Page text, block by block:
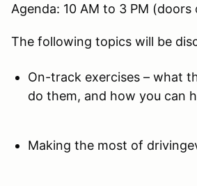
Agenda: 10 AM to 3 PM (doors
The following topics will be
On-track exercises – what
do them, and how you can
Making the most of